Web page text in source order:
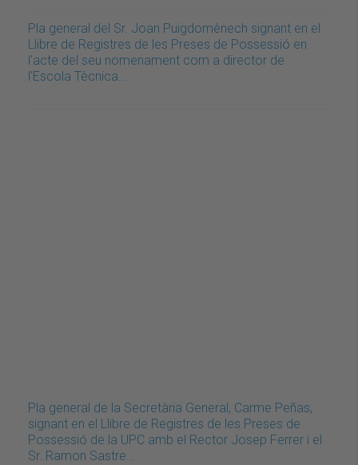
Pla general del Sr. Joan Puigdomènech signant en el
Llibre de Registres de les Preses de Possessió en
l'acte del seu nomenament com a director de
l'Escola Tècnica…
Pla general de la Secretària General, Carme Peñas,
signant en el Llibre de Registres de les Preses de
Possessió de la UPC amb el Rector Josep Ferrer i el
Sr. Ramon Sastre…